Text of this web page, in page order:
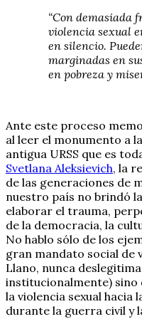
“Con demasiada
violencia sexual
en silencio.
marginadas en
en pobreza y
Ante este proceso
al leer el monumento a
antigua URSS que es
Svetlana Aleksievich, la
de las generaciones de
nuestro país no brindó
elaborar el trauma,
de la democracia, la
No hablo sólo de los
gran mandato social de
Llano, nunca
institucionalmente) sino
la violencia sexual hacia
durante la guerra civil y